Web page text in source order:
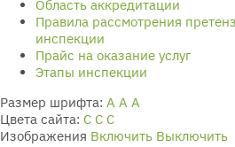
Область аккредитации
Правила рассмотрения
инспекции
Прайс на оказание услуг
Этапы инспекции
Размер шрифта: A A A
Цвета сайта: С С С
Изображения Включить Выключить